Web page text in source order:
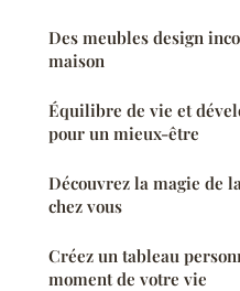
Des meubles design
maison
Équilibre de vie et
pour un mieux-être
Découvrez la magie de
chez vous
Créez un tableau
moment de votre vie